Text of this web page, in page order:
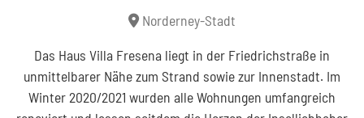
Norderney-Stadt
Das Haus Villa Fresena liegt in der Friedrichstraße in
unmittelbarer Nähe zum Strand sowie zur Innenstadt. Im
Winter 2020/2021 wurden alle Wohnungen umfangreich